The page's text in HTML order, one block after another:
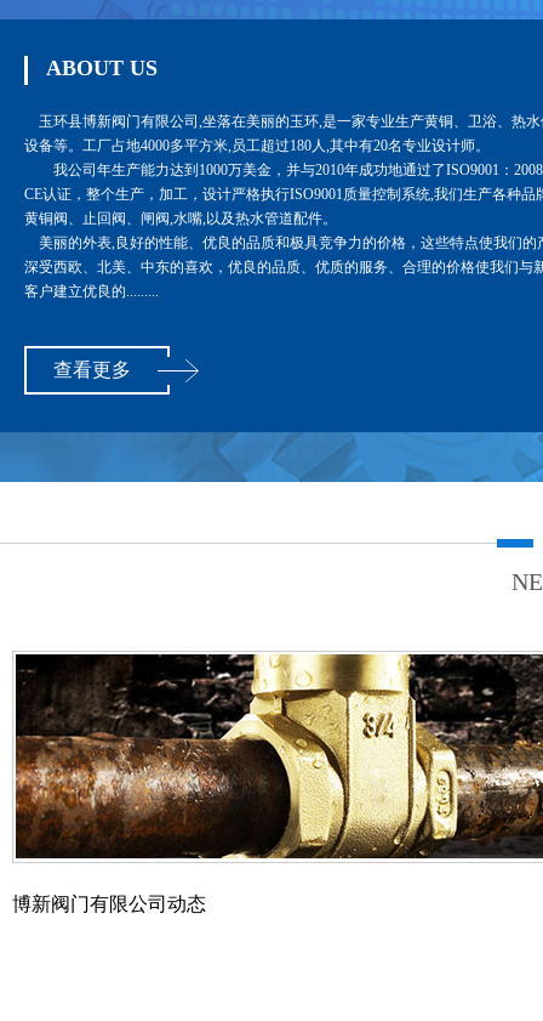
ABOUT US
玉环县博新阀门有限公司,坐落在美丽的玉环,是一家专业生产黄铜、卫浴、热
设备等。工厂占地4000多平方米,员工超过180人,其中有20名专业设计师。
我公司年生产能力达到1000万美金，并与2010年成功地通过了ISO9001：
CE认证，整个生产，加工，设计严格执行ISO9001质量控制系统,我们生产各种品
黄铜阀、止回阀、闸阀,水嘴,以及热水管道配件。
美丽的外表,良好的性能、优良的品质和极具竞争力的价格，这些特点使我们的
深受西欧、北美、中东的喜欢，优良的品质、优质的服务、合理的价格使我们与
客户建立优良的.........
查看更多
博新阀门有限公司动态